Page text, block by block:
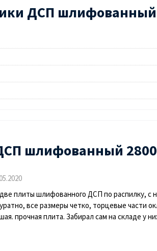
ДСП шлифованный
шлифованный
плиты шлифованного ДСП по распилку,
все размеры четко, торцевые части
прочная плита. Забирал сам на складе у